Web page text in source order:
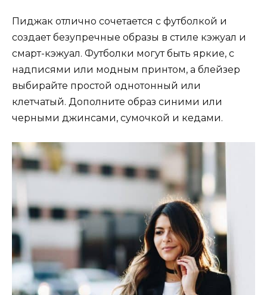
Пиджак отлично сочетается с футболкой и
создает безупречные образы в стиле кэжуал и
смарт-кэжуал. Футболки могут быть яркие, с
надписями или модным принтом, а блейзер
выбирайте простой однотонный или
клетчатый. Дополните образ синими или
черными джинсами, сумочкой и кедами.